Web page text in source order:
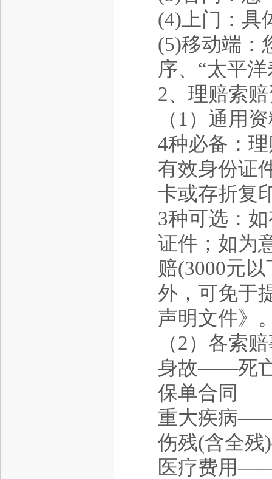
(4)上门：具
(5)移动端：
序、“太平
2、理赔索
（1）通用
4种必备：
有效身份证
卡或存折复
3种可选：
证件；如为
赔(3000元
外，可免于
声明文件》
（2）各索
身故——死亡
保单合同
重大疾病——
伤残(含全
医疗费用